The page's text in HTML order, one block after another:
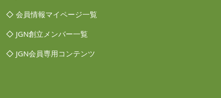
◇ 会員情報マイページ一覧
◇ JGN創立メンバー一覧
◇ JGN会員専用コンテンツ